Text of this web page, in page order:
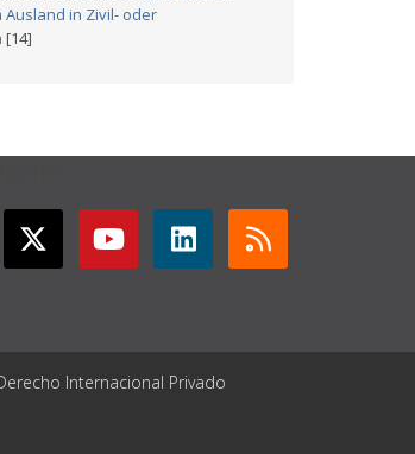
Ausland in Zivil- oder
[14]
Internacional Privado